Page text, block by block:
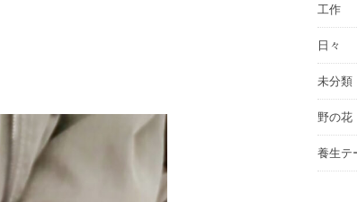
工作
日々
未分類
野の花
養生テ